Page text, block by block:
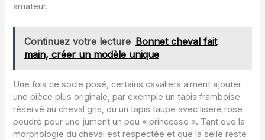
amateur.
Continuez votre lecture Bonnet cheval fait
main, créer un modèle unique
Une fois ce socle posé, certains cavaliers aiment ajouter
une pièce plus originale, par exemple un tapis framboise
réservé au cheval gris, ou un tapis taupe avec liseré rose
poudré pour une jument un peu « princesse ». Tant que la
morphologie du cheval est respectée et que la selle reste